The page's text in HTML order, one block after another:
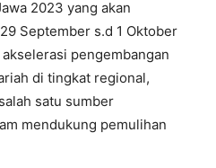
2023 yang akan
September s.d 1 Oktober
pengembangan
di tingkat regional,
satu sumber
mendukung pemulihan